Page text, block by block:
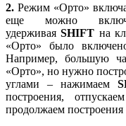
2. Режим «Орто»
еще можно
удерживаяSHIFT на
«Орто» было
Например, большую
«Орто», но нужно
углами – нажимаем
построения,
продолжаем построения